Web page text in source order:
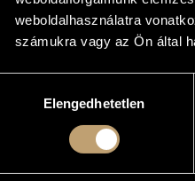
weboldalhasználatra
számukra vagy az Ön által
kiválasztásaElengedhetetlen